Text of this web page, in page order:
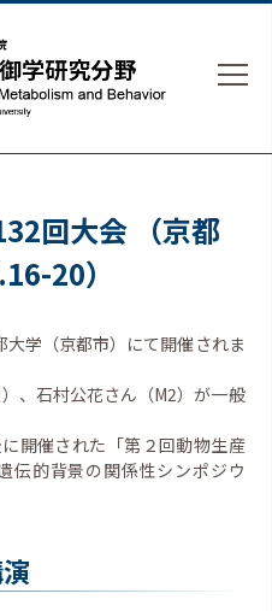
回大会 （京都
20）
大学（京都市） にて開催されま
、石村公花さん（M2）が一般
開催された「第２回動物生産
伝的背景の関係性シンポジウ